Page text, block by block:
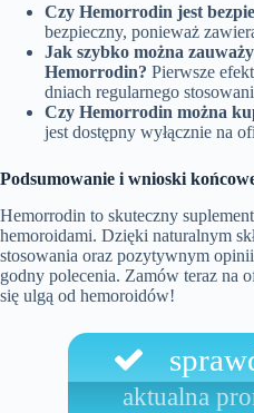
Czy Hemorrodin jest
bezpieczny, ponieważ
Jak szybko można
Hemorrodin? Pierwsze
dniach regularnego
Czy Hemorrodin można
jest dostępny wyłącznie na
Podsumowanie i wnioski
Hemorrodin to skuteczny
hemoroidami. Dzięki naturalnym
stosowania oraz pozytywnym
godny polecenia. Zamów teraz na
się ulgą od hemoroidów!
aktualna